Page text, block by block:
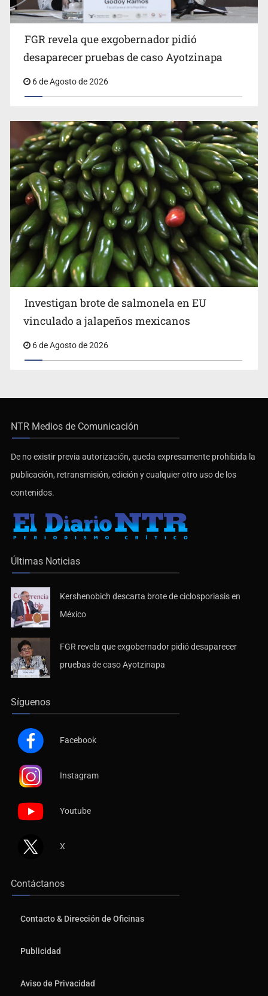
Kershenobich descarta brote de ciclosporiasis en
FGR revela que exgobernador pidió
desaparecer pruebas de caso Ayotzinapa
6 de Agosto de 2026
Investigan brote de salmonela en EU
vinculado a jalapeños mexicanos
6 de Agosto de 2026
NTR Medios de Comunicación
De no existir previa autorización, queda expresamente prohibida la
publicación, retransmisión, edición y cualquier otro uso de los
contenidos.
Últimas Noticias
Kershenobich descarta brote de ciclosporiasis en
México
FGR revela que exgobernador pidió desaparecer
pruebas de caso Ayotzinapa
Síguenos
Facebook
Instagram
Youtube
X
Contáctanos
Contacto & Dirección de Oficinas
Publicidad
Aviso de Privacidad